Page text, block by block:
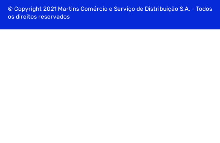
© Copyright 2021 Martins Comércio e Serviço de Distribuição S.A. - Todos
os direitos reservados